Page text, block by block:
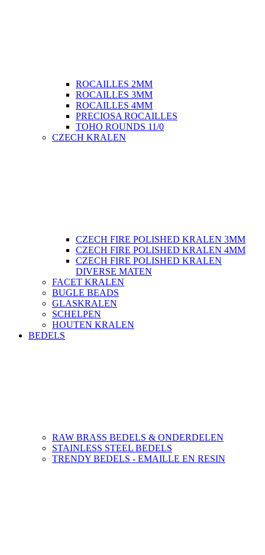
ROCAILLES 2MM
ROCAILLES 3MM
ROCAILLES 4MM
PRECIOSA ROCAILLES
TOHO ROUNDS 11/0
CZECH KRALEN
CZECH FIRE POLISHED KRALEN 3MM
CZECH FIRE POLISHED KRALEN 4MM
CZECH FIRE POLISHED KRALEN
DIVERSE MATEN
FACET KRALEN
BUGLE BEADS
GLASKRALEN
SCHELPEN
HOUTEN KRALEN
BEDELS
RAW BRASS BEDELS & ONDERDELEN
STAINLESS STEEL BEDELS
TRENDY BEDELS - EMAILLE EN RESIN